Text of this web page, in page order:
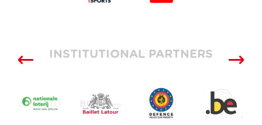
SUPPLIERS
INSTITUTIONAL PARTNERS